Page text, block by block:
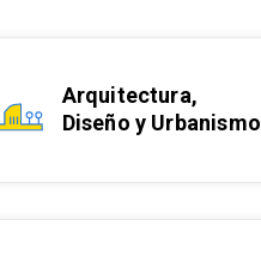
Arquitectura,
Diseño y Urbanismo